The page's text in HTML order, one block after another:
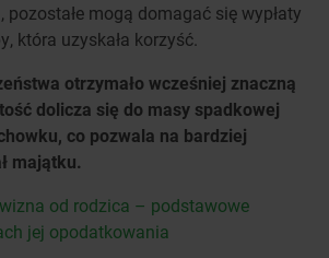
mogą domagać się wypłaty
która uzyskała korzyść.
otrzymało wcześniej znaczną
dolicza się do masy spadkowej
co pozwala na bardziej
majątku.
od rodzica – podstawowe
jej opodatkowania